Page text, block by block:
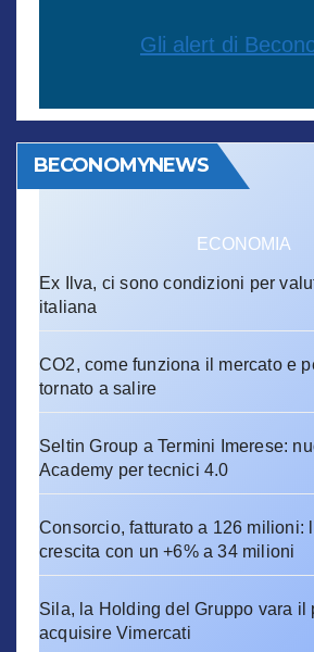
Gli alert di
BECONOMYNEWS
ECONOMIA
Ex Ilva, ci sono condizioni per
italiana
CO2, come funziona il mercato e
tornato a salire
Seltin Group a Termini Imerese:
Academy per tecnici 4.0
Consorcio, fatturato a 126 milioni:
crescita con un +6% a 34 milioni
Sila, la Holding del Gruppo vara il
acquisire Vimercati